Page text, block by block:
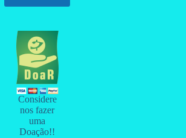
Considere
nos fazer
uma
Doação!!